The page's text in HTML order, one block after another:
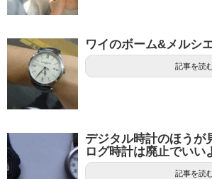
ワイのボーム&メルシ
記事を読
デジタル時計のほうが
ログ時計は廃止でいい
記事を読